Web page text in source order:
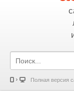
Полная версия